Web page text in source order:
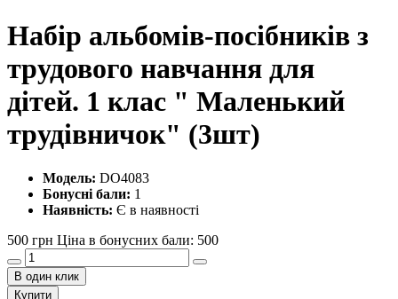
Набір альбомів-посібників з
трудового навчання для
дітей. 1 клас " Маленький
трудівничок" (3шт)
Модель: DO4083
Бонусні бали: 1
Наявність: Є в наявності
500 грн Ціна в бонусних бали: 500
В один клик
Купити